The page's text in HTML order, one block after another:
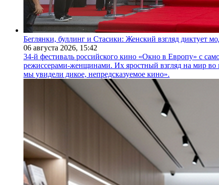
Беглянки, буллинг и Стасики: Женский взгляд диктует
06 августа 2026, 15:42
34-й фестиваль российского кино «Окно в Европу» с
режиссерами-женщинами. Их яростный взгляд на мир во
мы увидели дикое, непредсказуемое кино».